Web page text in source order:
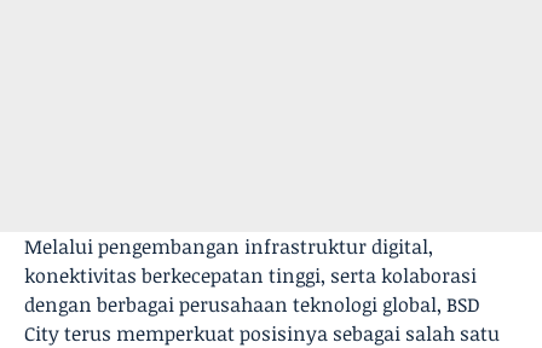
Melalui pengembangan infrastruktur digital,
konektivitas berkecepatan tinggi, serta kolaborasi
dengan berbagai perusahaan teknologi global, BSD
City terus memperkuat posisinya sebagai salah satu